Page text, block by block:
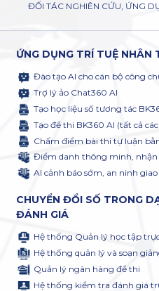
ĐỐI TÁC NGHIÊN CỨU, ỨNG
ỨNG DỤNG TRÍ TUỆ NHÂN
Đào tạo AI cho cán bộ công
Trợ lý ảo Chat360 AI
Tạo học liệu số tương tác
Tạo đề thi BK360 AI (tất cả
Chấm điểm bài thi tự luận
Điểm danh thông minh,
AI cảnh báo sớm, an ninh
CHUYỂN ĐỔI SỐ TRONG
ĐÁNH GIÁ
Hệ thống Quản lý học tập
Hệ thống quản lý và soạn
Quản lý ngân hàng đề thi
Hệ thống kiểm tra đánh giá